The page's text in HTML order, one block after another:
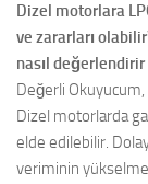
Dizel motorlara
ve zararları
nasıl değerlendirir
Değerli Okuyucum,
Dizel motorlarda
elde edilebilir.
veriminin